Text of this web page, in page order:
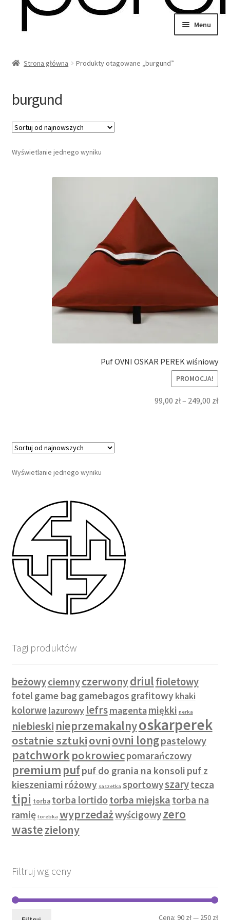
Menu
Strona główna Produkty otagowane „burgund”
burgund
Wyświetlanie jednego wyniku
Puf OVNI OSKAR PEREK wiśniowy
PROMOCJA!
99,00 zł– 249,00 zł
Wyświetlanie jednego wyniku
Tagi produktów
beżowyciemnyczerwonydriulfioletowy
fotelgame bag gamebagos grafitowykhaki
kolorwelazurowy lefrsmagentamiękki nerka
niebieski nieprzemakalnyoskarperek
ostatnie sztukiovniovni longpastelowy
patchworkpokrowiecpomarańczowy
premium pufpuf do grania na konsoli puf z
kieszeniami różowy saszetka sportowyszarytecza
tipi torba torba lortidotorba miejska torba na
ramię torebka wyprzedażwyścigowyzero
wastezielony
Filtruj wg ceny
Cena: 90 zł— 250 zł